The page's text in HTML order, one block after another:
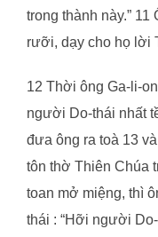
trong thành này.”
rưỡi, dạy cho họ lời
12 Thời ông Ga-li-
người Do-thái nhất
đưa ông ra toà 13
tôn thờ Thiên Chúa
toan mở miệng, thì
thái : “Hỡi người